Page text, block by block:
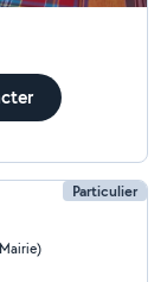
Particulier